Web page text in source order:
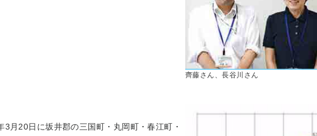
齊藤さん、長谷川さん
月20日に坂井郡の三国町・丸岡町・春江町・